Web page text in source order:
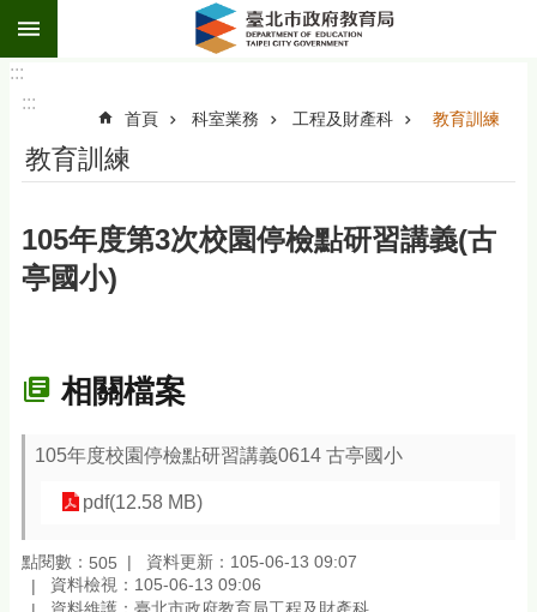
跳到主要內容區塊
:::
:::
首頁 科室業務 工程及財產科 教育訓練
教育訓練
105年度第3次校園停檢點研習講義(古
亭國小)
相關檔案
105年度校園停檢點研習講義0614 古亭國小
pdf(12.58 MB)
點閱數： 505
資料更新：105-06-13 09:07
資料檢視：105-06-13 09:06